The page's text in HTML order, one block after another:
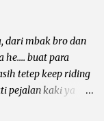
0.50 mm maka
piston standar
menjadi 49,75
dari mbak bro dan
he.... buat para
tetep keep riding
pejalan kaki ya